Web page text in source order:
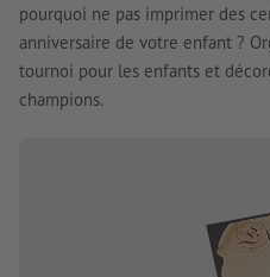
pourquoi ne pas imprimer des
anniversaire de votre enfant ?
tournoi pour les enfants et
champions.